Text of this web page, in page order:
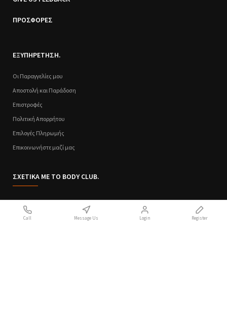
ΠΡΟΣΦΟΡΕΣ
ΕΞΥΠΗΡΕΤΗΣΗ.
Οι Παραγγελίες μου
Αποστολή και Παράδοση
Επιστροφές
Πολιτική Απορρήτου
Επιλογές Πληρωμής
Επικοινωνήστε μαζί μας
ΣΧΕΤΙΚΑ ΜΕ ΤΟ BODY CLUB.
Call Message Us Login Register